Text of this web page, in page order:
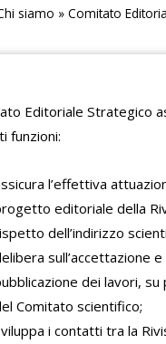
siamo » Comitato
Editoriale Strategico
funzioni:
l’effettiva
editoriale della
dell’indirizzo
sull’accettazione e
dei lavori,
Comitato scientifico;
i contatti tra la